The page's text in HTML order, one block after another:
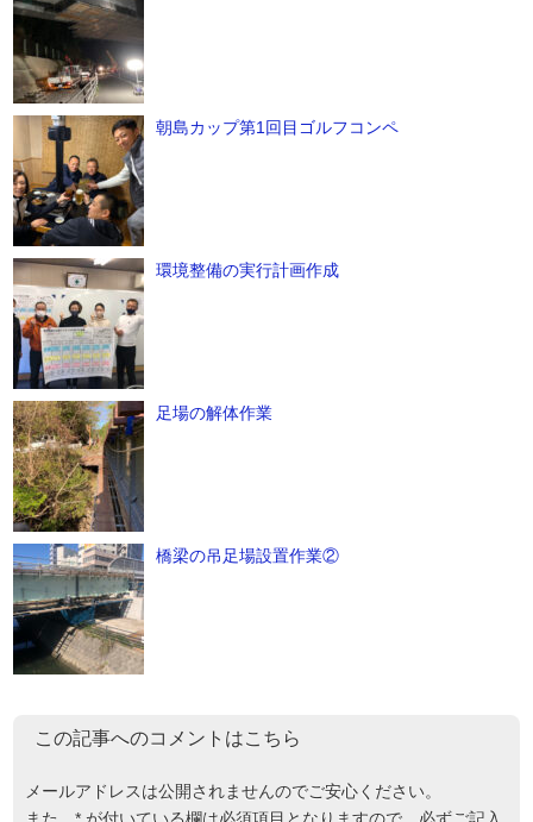
朝島カップ第1回目ゴルフコンペ
環境整備の実行計画作成
足場の解体作業
橋梁の吊足場設置作業②
この記事へのコメントはこちら
メールアドレスは公開されませんのでご安心ください。
また、* が付いている欄は必須項目となりますので、必ずご記入